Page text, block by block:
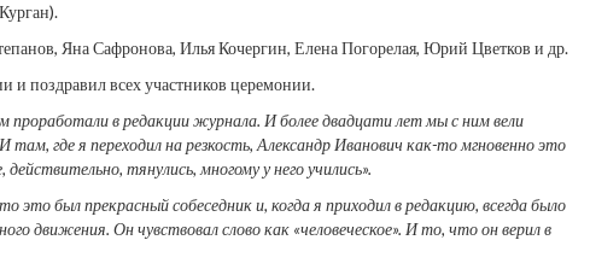
Яна Сафронова, Илья Кочергин, Елена Погорелая, Юрий Цветков и др.
и поздравил всех участников церемонии.
в редакции журнала. И более двадцати лет мы с ним вели
где я переходил на резкость, Александр Иванович как-то мгновенно это
тянулись, многому у него учились».
был прекрасный собеседник и, когда я приходил в редакцию, всегда было
движения. Он чувствовал слово как «человеческое». И то, что он верил в